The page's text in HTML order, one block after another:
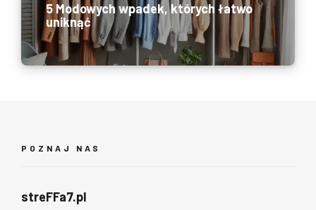
5 Modowych wpadek, których łatwo
uniknąć
POZNAJ NAS
streFFa7.pl